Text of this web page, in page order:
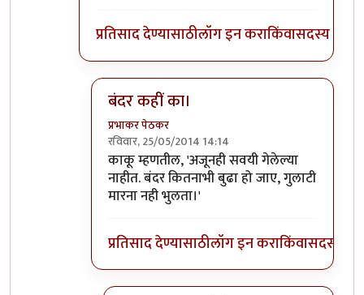
प्रतिसाद देण्यासाठीलॉग इन कराकिंवासदस्य व्हा
बंदर कहीं का।
प्रभाकर पेठकर
रविवार, 25/05/2014 14:14
In reply toकाका, यू टू ?... काकूंनीby
काकू म्हणतील, 'अजूनही सवयी गेलेल्या
नाहीत. बंदर कितनाभी बुढा हो जाए, गुलाटी
मारना नही भुलता।'
प्रतिसाद देण्यासाठीलॉग इन कराकिंवासदस्य व्हा